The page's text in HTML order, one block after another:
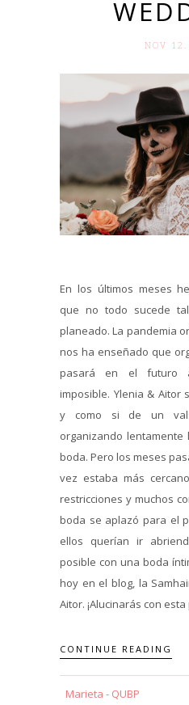
NOV
En los últimos meses
que no todo sucede
planeado. La pandemia
nos ha enseñado que
pasará en el futuro
imposible. Ylenia & Aitor
y como si de un
organizando
boda. Pero los meses
vez estaba más
restricciones y muchos
boda se aplazó para el
ellos querían ir
posible con una boda
hoy en el blog, la
Aitor. ¡Alucinarás con
CONTINUE READING
Marieta - QUBP